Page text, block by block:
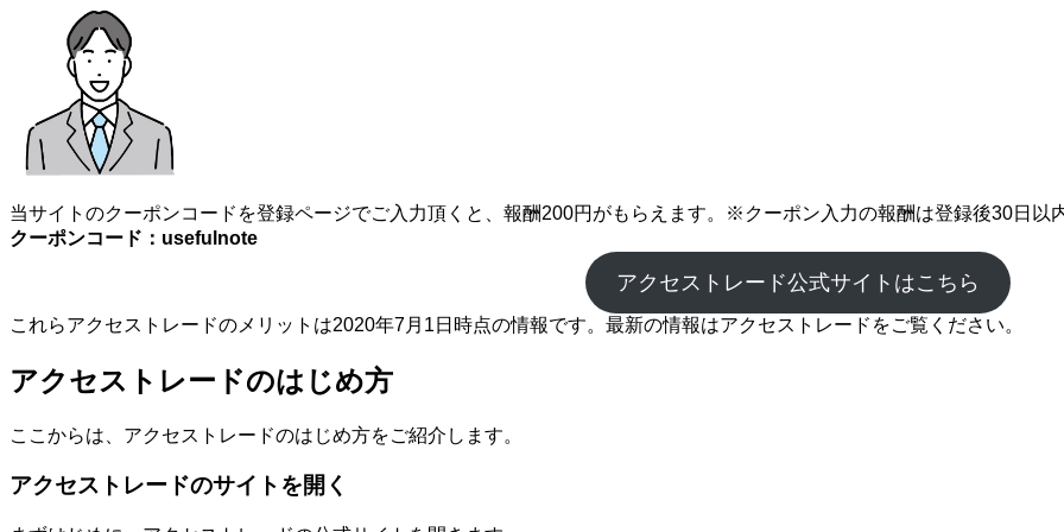
当サイトのクーポンコードを登録ページでご入力頂くと、報酬200円がもらえます。※クーポン入力の報酬は登録後30日以
クーポンコード：usefulnote
アクセストレード公式サイトはこちら
これらアクセストレードのメリットは2020年7月1日時点の情報です。最新の情報はアクセストレードをご覧ください。
アクセストレードのはじめ方
ここからは、アクセストレードのはじめ方をご紹介します。
アクセストレードのサイトを開く